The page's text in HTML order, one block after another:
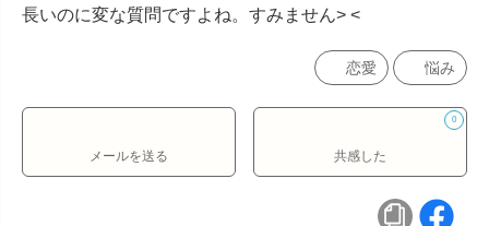
長いのに変な質問ですよね。すみません> <
恋愛 悩み
メールを送る
0
共感した